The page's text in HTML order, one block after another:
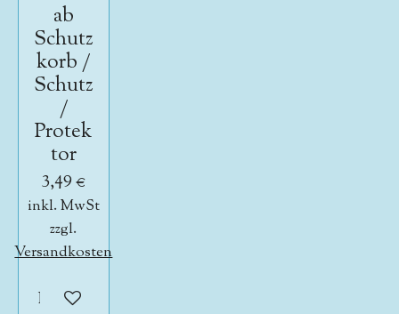
ab
Schutz
korb /
Schutz
/
Protek
tor
3,49 €
inkl. MwSt
zzgl.
Versandkosten
In den Warenkorb